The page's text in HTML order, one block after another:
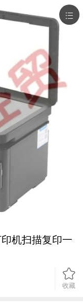
机扫描复印一
收藏